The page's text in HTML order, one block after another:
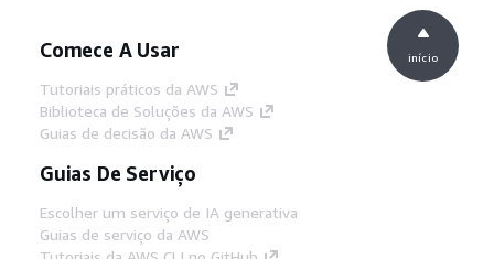
Comece A Usar
Tutoriais práticos da AWS
Biblioteca de Soluções da AWS
Guias de decisão da AWS
Guias De Serviço
Escolher um serviço de IA generativa
Guias de serviço da AWS
início